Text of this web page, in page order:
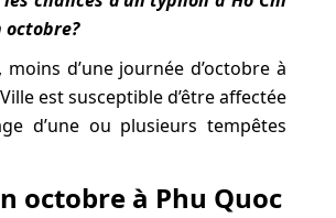
octobre?
moins d’une journée d’octobre à
est susceptible d’être affectée
d’une ou plusieurs tempêtes
octobre à Phu Quoc